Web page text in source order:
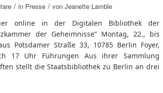
/ in Presse / von Jeanette Lamble
online in der Digitalen Bibliothek der
der Geheimnisse“ Montag, 22., bis
Potsdamer Straße 33, 10785 Berlin Foyer,
17 Uhr Führungen Aus ihrer Sammlung
stellt die Staatsbibliothek zu Berlin an drei